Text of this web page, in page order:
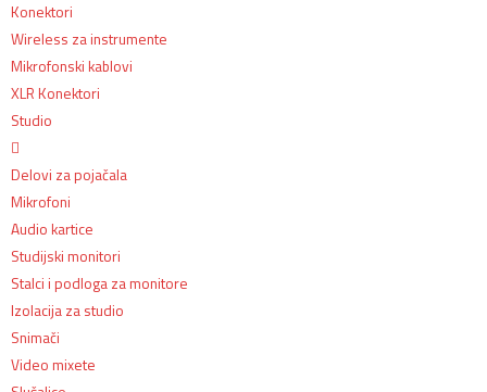
Konektori
Wireless za instrumente
Mikrofonski kablovi
XLR Konektori
Studio
Delovi za pojačala
Mikrofoni
Audio kartice
Studijski monitori
Stalci i podloga za monitore
Izolacija za studio
Snimači
Video mixete